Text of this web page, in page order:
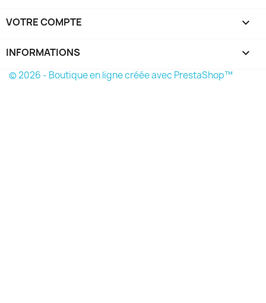
VOTRE COMPTE 
INFORMATIONS keyboard_arrow_down
© 2026 - Boutique en ligne créée avec PrestaShop™